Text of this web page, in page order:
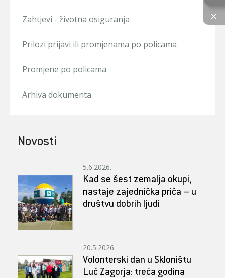
Zahtjevi - životna osiguranja
Prilozi prijavi ili promjenama po policama
Promjene po policama
Arhiva dokumenta
Novosti
5.6.2026.
Kad se šest zemalja okupi,
nastaje zajednička priča – u
društvu dobrih ljudi
20.5.2026.
Volonterski dan u Skloništu
Luč Zagorja: treća godina
×